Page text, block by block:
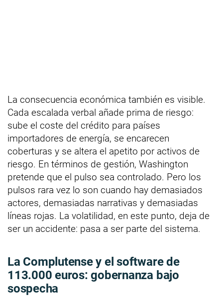
La consecuencia económica también es visible.
Cada escalada verbal añade prima de riesgo:
sube el coste del crédito para países
importadores de energía, se encarecen
coberturas y se altera el apetito por activos de
riesgo. En términos de gestión, Washington
pretende que el pulso sea controlado. Pero los
pulsos rara vez lo son cuando hay demasiados
actores, demasiadas narrativas y demasiadas
líneas rojas. La volatilidad, en este punto, deja de
ser un accidente: pasa a ser parte del sistema.
La Complutense y el software de
113.000 euros: gobernanza bajo
sospecha